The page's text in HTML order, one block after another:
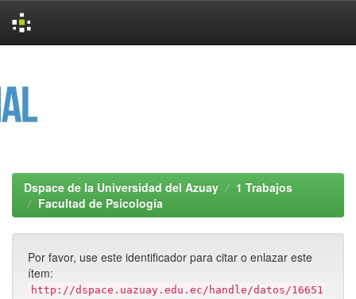
Dspace de la Universidad del Azuay
1 Trabajos
Facultad de Psicología
Por favor, use este identificador para citar o enlazar este
ítem:
http://dspace.uazuay.edu.ec/handle/datos/16651